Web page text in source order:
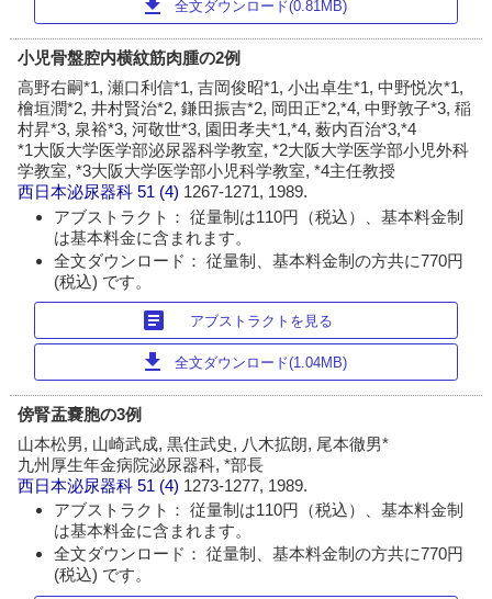
download 全文ダウンロード(0.81MB)
小児骨盤腔内横紋筋肉腫の2例
高野右嗣*1, 瀬口利信*1, 吉岡俊昭*1, 小出卓生*1, 中野悦次*1,
檜垣潤*2, 井村賢治*2, 鎌田振吉*2, 岡田正*2,*4, 中野敦子*3, 稲
村昇*3, 泉裕*3, 河敬世*3, 園田孝夫*1,*4, 薮内百治*3,*4
*1大阪大学医学部泌尿器科学教室, *2大阪大学医学部小児外科
学教室, *3大阪大学医学部小児科学教室, *4主任教授
西日本泌尿器科 51 (4) 1267-1271, 1989.
アブストラクト： 従量制は110円（税込）、基本料金制
は基本料金に含まれます。
全文ダウンロード： 従量制、基本料金制の方共に770円
(税込) です。
article アブストラクトを見る
download 全文ダウンロード(1.04MB)
傍腎盂嚢胞の3例
山本松男, 山崎武成, 黒住武史, 八木拡朗, 尾本徹男*
九州厚生年金病院泌尿器科, *部長
西日本泌尿器科 51 (4) 1273-1277, 1989.
アブストラクト： 従量制は110円（税込）、基本料金制
は基本料金に含まれます。
全文ダウンロード： 従量制、基本料金制の方共に770円
(税込) です。